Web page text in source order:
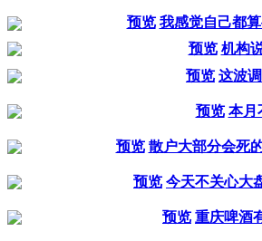
预览 我感觉自己都
预览 机构
预览 这波
预览 本月
预览 散户大部分会死
预览 今天不关心大
预览 重庆啤酒